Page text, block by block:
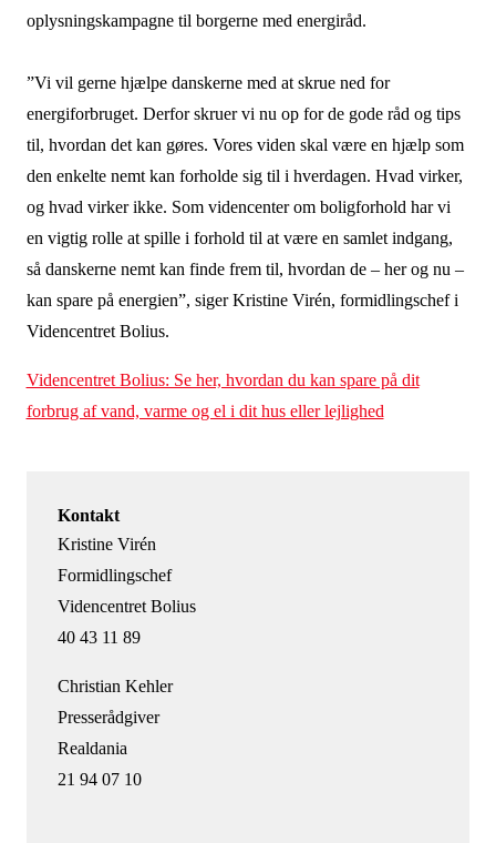
oplysningskampagne til borgerne med energiråd.
”Vi vil gerne hjælpe danskerne med at skrue ned for
energiforbruget. Derfor skruer vi nu op for de gode råd og tips
til, hvordan det kan gøres. Vores viden skal være en hjælp som
den enkelte nemt kan forholde sig til i hverdagen. Hvad virker,
og hvad virker ikke. Som videncenter om boligforhold har vi
en vigtig rolle at spille i forhold til at være en samlet indgang,
så danskerne nemt kan finde frem til, hvordan de – her og nu –
kan spare på energien”, siger Kristine Virén, formidlingschef i
Videncentret Bolius.
Videncentret Bolius: Se her, hvordan du kan spare på dit
forbrug af vand, varme og el i dit hus eller lejlighed
Kontakt
Kristine Virén
Formidlingschef
Videncentret Bolius
40 43 11 89
Christian Kehler
Presserådgiver
Realdania
21 94 07 10